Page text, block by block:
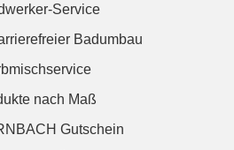
Service
Badumbau
nach Maß
Gutschein